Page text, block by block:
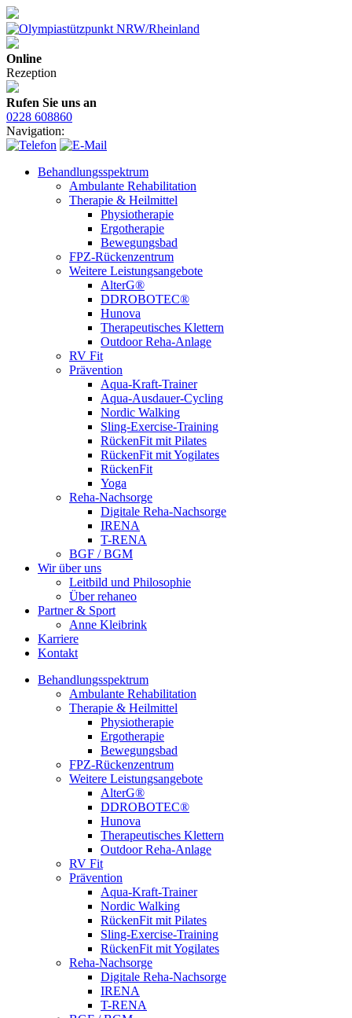
Online
Rezeption
Rufen Sie uns an
0228 608860
Navigation:
Behandlungsspektrum
Ambulante Rehabilitation
Therapie & Heilmittel
Physiotherapie
Ergotherapie
Bewegungsbad
FPZ-Rückenzentrum
Weitere Leistungsangebote
AlterG®
DDROBOTEC®
Hunova
Therapeutisches Klettern
Outdoor Reha-Anlage
RV Fit
Prävention
Aqua-Kraft-Trainer
Aqua-Ausdauer-Cycling
Nordic Walking
Sling-Exercise-Training
RückenFit mit Pilates
RückenFit mit Yogilates
RückenFit
Yoga
Reha-Nachsorge
Digitale Reha-Nachsorge
IRENA
T-RENA
BGF / BGM
Wir über uns
Leitbild und Philosophie
Über rehaneo
Partner & Sport
Anne Kleibrink
Karriere
Kontakt
Behandlungsspektrum
Ambulante Rehabilitation
Therapie & Heilmittel
Physiotherapie
Ergotherapie
Bewegungsbad
FPZ-Rückenzentrum
Weitere Leistungsangebote
AlterG®
DDROBOTEC®
Hunova
Therapeutisches Klettern
Outdoor Reha-Anlage
RV Fit
Prävention
Aqua-Kraft-Trainer
Nordic Walking
RückenFit mit Pilates
Sling-Exercise-Training
RückenFit mit Yogilates
Reha-Nachsorge
Digitale Reha-Nachsorge
IRENA
T-RENA